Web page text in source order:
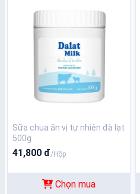
Sữa chua ăn vị tự nhiên đà lạt
500g
41,800 đ/Hộp
Chọn mua